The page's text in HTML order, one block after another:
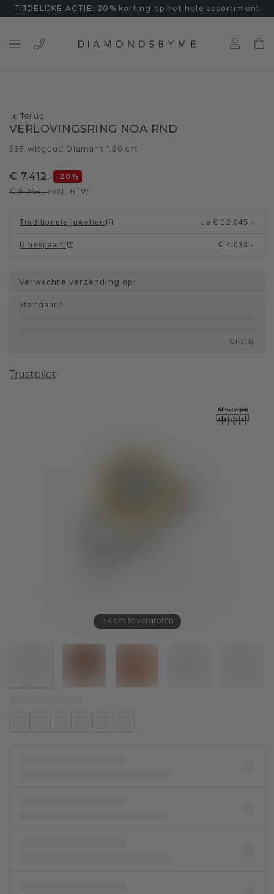
TIJDELIJKE ACTIE: 20% korting op het hele assortiment
Terug
Tik om te vergroten
VERLOVINGSRING NOA RND
585 witgoud Diamant 1.50 crt
€ 7.412,- -20 %
€ 9.265,-excl. BTW
Traditionele juwelier: ca.€ 12.045,-
U bespaart: € 4.633,-
Verwachte verzending op:
Standaard :
Gratis
Trustpilot